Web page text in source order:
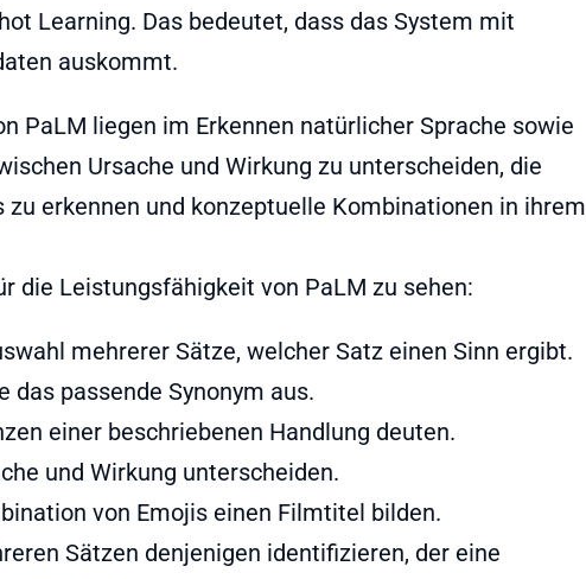
Learning. Das bedeutet, dass das System mit
auskommt.
PaLM liegen im Erkennen natürlicher Sprache sowie
Ursache und Wirkung zu unterscheiden, die
erkennen und konzeptuelle Kombinationen in ihrem
die Leistungsfähigkeit von PaLM zu sehen:
mehrerer Sätze, welcher Satz einen Sinn ergibt.
das passende Synonym aus.
einer beschriebenen Handlung deuten.
und Wirkung unterscheiden.
von Emojis einen Filmtitel bilden.
Sätzen denjenigen identifizieren, der eine